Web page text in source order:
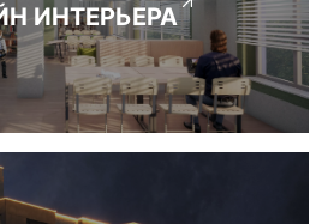
ИНТЕРЬЕРА